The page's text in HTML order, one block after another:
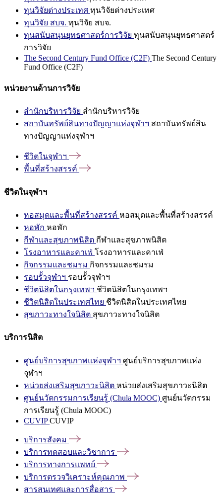
ทุนวิจัยต่างประเทศ ทุนวิจัยต่างประเทศ
ทุนวิจัย สบจ. ทุนวิจัย สบจ.
ทุนสนับสนุนยุทธศาสตร์การวิจัย ทุนสนับสนุนยุทธศาสตร์
การวิจัย
The Second Century Fund Office (C2F) The Second Century
Fund Office (C2F)
หน่วยงานด้านการวิจัย
สำนักบริหารวิจัย สำนักบริหารวิจัย
สถาบันทรัพย์สินทางปัญญาแห่งจุฬาฯ สถาบันทรัพย์สิน
ทางปัญญาแห่งจุฬาฯ
ชีวิตในจุฬาฯ
พื้นที่สร้างสรรค์
ชีวิตในจุฬาฯ
หอสมุดและพื้นที่สร้างสรรค์ หอสมุดและพื้นที่สร้างสรรค์
หอพัก หอพัก
กีฬาและสุขภาพนิสิต กีฬาและสุขภาพนิสิต
โรงอาหารและคาเฟ่ โรงอาหารและคาเฟ่
กิจกรรมและชมรม กิจกรรมและชมรม
รอบรั้วจุฬาฯ รอบรั้วจุฬาฯ
ชีวิตนิสิตในกรุงเทพฯ ชีวิตนิสิตในกรุงเทพฯ
ชีวิตนิสิตในประเทศไทย ชีวิตนิสิตในประเทศไทย
สุขภาวะทางใจนิสิต สุขภาวะทางใจนิสิต
บริการนิสิต
ศูนย์บริการสุขภาพแห่งจุฬาฯ ศูนย์บริการสุขภาพแห่ง
จุฬาฯ
หน่วยส่งเสริมสุขภาวะนิสิต หน่วยส่งเสริมสุขภาวะนิสิต
ศูนย์นวัตกรรมการเรียนรู้ (Chula MOOC) ศูนย์นวัตกรรม
การเรียนรู้ (Chula MOOC)
CUVIPCUVIP
บริการสังคม
บริการทดสอบและวิชาการ
บริการทางการแพทย์
บริการตรวจวิเคราะห์คุณภาพ
สารสนเทศและการสื่อสาร